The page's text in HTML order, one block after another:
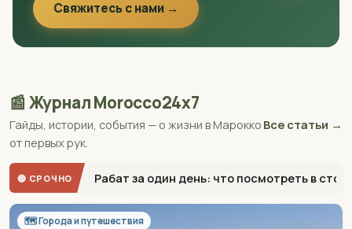
Свяжитесь с нами →
📰 Журнал Morocco24x7
Гайды, истории, события — о жизни в Марокко
от первых рук.
Все статьи →
🔴 СРОЧНО Рабат за один день: что посмотреть в
🗺 Города и путешествия